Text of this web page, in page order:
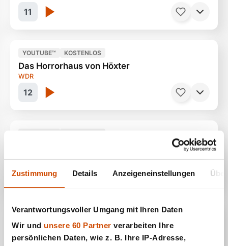
Zustimmung Details Anzeigeneinstellungen
Verantwortungsvoller Umgang mit Ihren Daten
Wir und unsere 60 Partner verarbeiten Ihre
persönlichen Daten, wie z. B. Ihre IP-Adresse,
11
Frankreichs stürmisches Paradies
12
YOUTUBE™ KOSTENLOS
Das Horrorhaus von Höxter
WDR
45 Minuten
13
Zwischen Kampen & Camping 46 Minuten
YOUTUBE™ KOSTENLOS
So finden Zwillinge einen Partner
WDR